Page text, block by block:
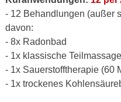
- 12 Behandlungen (außer
davon:
- 8x Radonbad
- 1x klassische Teilmassage
- 1x Sauerstofftherapie (60
- 1x trockenes